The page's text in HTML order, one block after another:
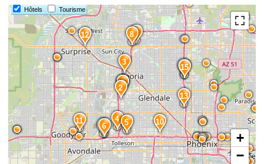
Hôtels Tourisme
15
14
13
12
11 10
9
8
76 5
4
3
2
1
+
−